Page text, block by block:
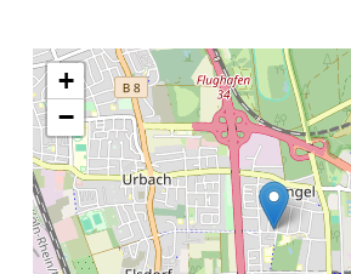
+
−